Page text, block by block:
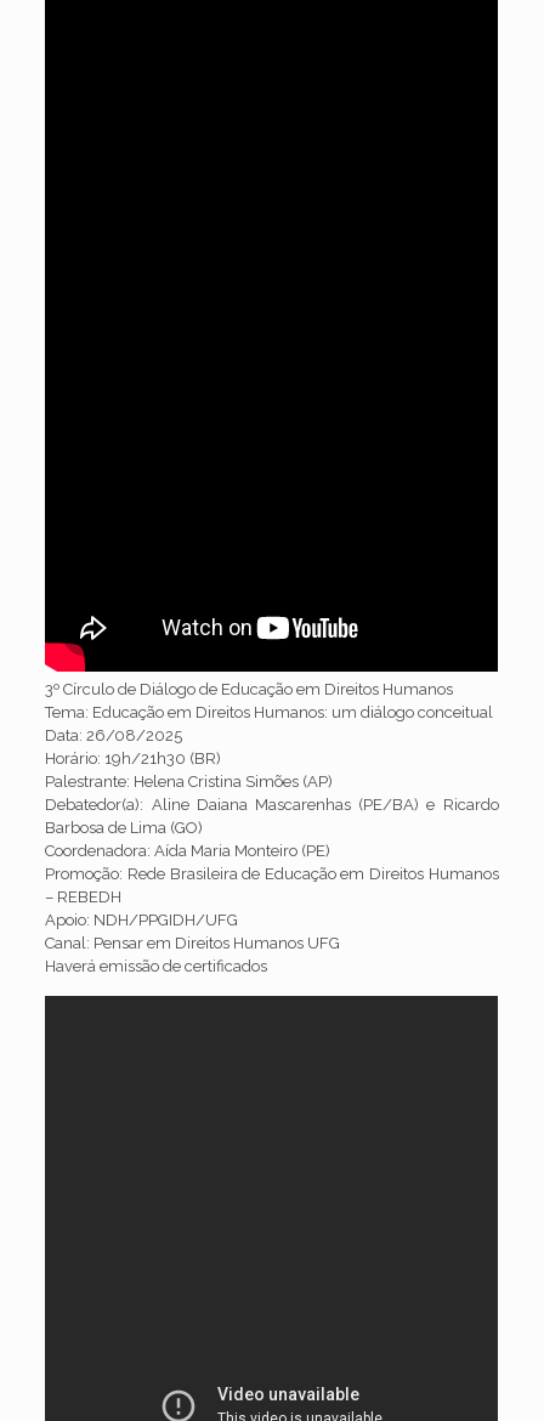
3º Círculo de Diálogo de Educação em Direitos Humanos
Tema: Educação em Direitos Humanos: um diálogo conceitual
Data: 26/08/2025
Horário: 19h/21h30 (BR)
Palestrante: Helena Cristina Simões (AP)
Debatedor(a): Aline Daiana Mascarenhas (PE/BA) e Ricardo
Barbosa de Lima (GO)
Coordenadora: Aída Maria Monteiro (PE)
Promoção: Rede Brasileira de Educação em Direitos Humanos
– REBEDH
Apoio: NDH/PPGIDH/UFG
Canal: Pensar em Direitos Humanos UFG
Haverá emissão de certificados